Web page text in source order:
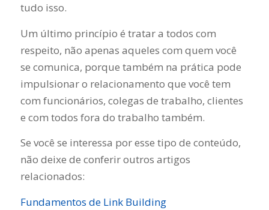
tudo isso.
Um último princípio é tratar a todos com
respeito, não apenas aqueles com quem você
se comunica, porque também na prática pode
impulsionar o relacionamento que você tem
com funcionários, colegas de trabalho, clientes
e com todos fora do trabalho também.
Se você se interessa por esse tipo de conteúdo,
não deixe de conferir outros artigos
relacionados:
Fundamentos de Link Building